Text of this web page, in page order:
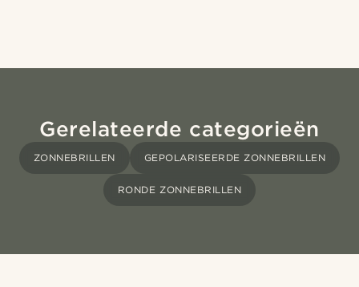
Gerelateerde categorieën
ZONNEBRILLEN GEPOLARISEERDE ZONNEBRILLEN
RONDE ZONNEBRILLEN